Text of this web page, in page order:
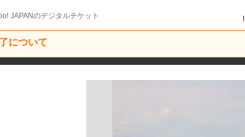
JAPANのデジタルチケット
について